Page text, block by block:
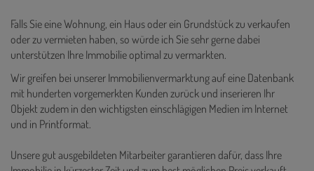
Falls Sie eine Wohnung, ein Haus oder ein Grundstück zu verkaufen
oder zu vermieten haben, so würde ich Sie sehr gerne dabei
unterstützen Ihre Immobilie optimal zu vermarkten.
Wir greifen bei unserer Immobilienvermarktung auf eine Datenbank
mit hunderten vorgemerkten Kunden zurück und inserieren Ihr
Objekt zudem in den wichtigsten einschlägigen Medien im Internet
und in Printformat.
Unsere gut ausgebildeten Mitarbeiter garantieren dafür, dass Ihre